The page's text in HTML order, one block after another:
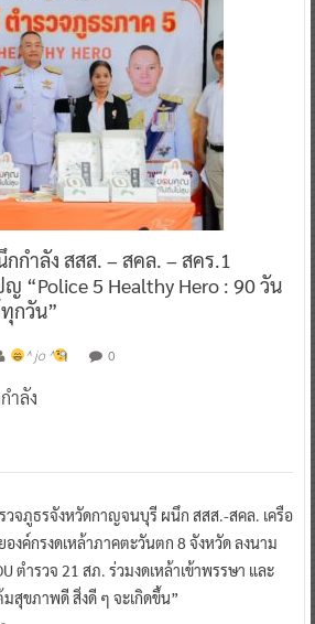
กำลัง สสส. – สคล. – สคร.1
ญ “Police 5 Healthy Hero : 90 วัน
กวัน”
^ jo ^ 0
ำลัง
วจภูธรจังหวัดกาญจนบุรี ผนึก สสส.-สคล. เครือ
องค์กรงดเหล้าภาคตะวันตก 8 จังหวัด ลงนาม
ตำรวจ 21 สภ. ร่วมงดเหล้าเข้าพรรษา และ
สุขภาพดี สิ่งดี ๆ จะเกิดขึ้น”